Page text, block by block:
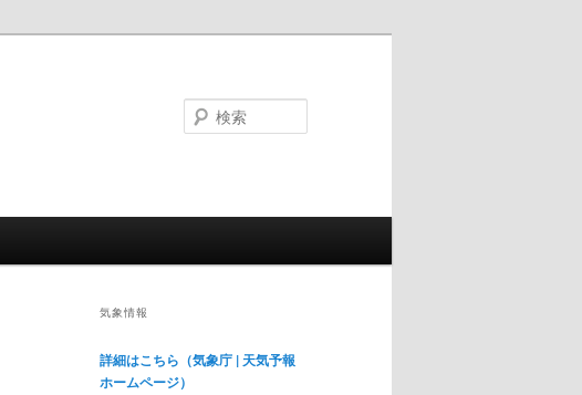
気象情報
詳細はこちら（気象庁 | 天気予報
ホームページ）